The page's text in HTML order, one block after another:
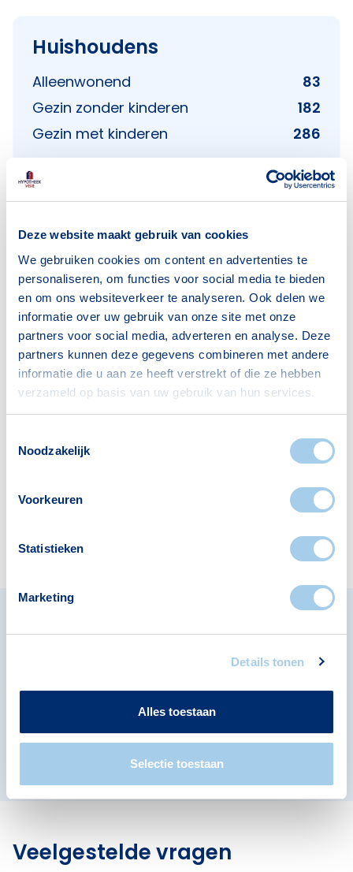
Deze website maakt gebruik van cookies
We gebruiken cookies om content en advertenties te
personaliseren, om functies voor social media te bieden
en om ons websiteverkeer te analyseren. Ook delen we
informatie over uw gebruik van onze site met onze
partners voor social media, adverteren en analyse. Deze
partners kunnen deze gegevens combineren met andere
informatie die u aan ze heeft verstrekt of die ze hebben
verzameld op basis van uw gebruik van hun services.
Noodzakelijk
Voorkeuren
Statistieken
Marketing
Details tonen
Alles toestaan
Selectie toestaan
Huishoudens
Alleenwonend
83
Gezin zonder kinderen
182
Gezin met kinderen
286
Voorzieningen in De Buitenhof
Deze wijk heeft het allemaal voor je. Zo vind je
er:
3
Omliggende buurten in
Bekijk ook de andere buurten in de buurt.
De Kring
Veelgestelde vragen